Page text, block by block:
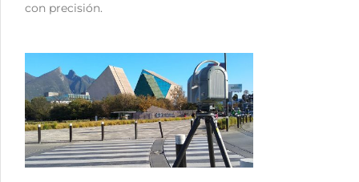
con precisión.